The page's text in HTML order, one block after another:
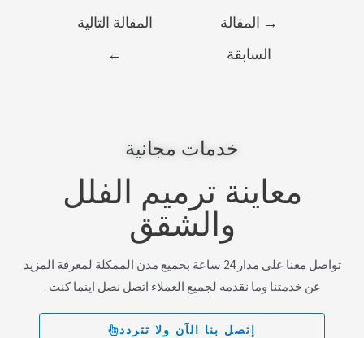
→ المقالة
السابقة
المقالة التالية
←
خدمات مجانية
معاينة ترميم الفلل
والشقق
تواصل معنا على مدار 24 ساعة بحميع مدن الممكلة لمعرفة المزيد
عن خدمتنا وما نقدمه لجميع العملاء اتصل نصل اينما كنت .
إتصل بنا الآن ولا تتردد